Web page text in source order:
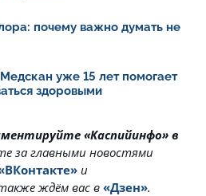
почему важно думать не
уже 15 лет помогает
здоровыми
«Каспийинфо» в
за главными новостями
и
ждём вас в«Дзен».